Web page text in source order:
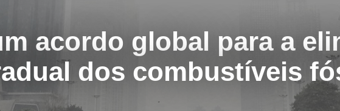
acordo global para a
dos combustíveis